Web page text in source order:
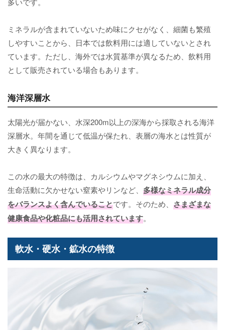
ミネラルが含まれていないため味にクセがなく、細菌も繁殖
しやすいことから、日本では飲料用には適していないとされ
ています。ただし、海外では水質基準が異なるため、飲料用
として販売されている場合もあります。
海洋深層水
太陽光が届かない、水深200m以上の深海から採取される海洋
深層水。年間を通じて低温が保たれ、表層の海水とは性質が
大きく異なります。
この水の最大の特徴は、カルシウムやマグネシウムに加え、
生命活動に欠かせない窒素やリンなど、 多様なミネラル成分
をバランスよく含んでいることです。そのため、 さまざまな
健康食品や化粧品にも活用されています。
軟水・硬水・鉱水の特徴